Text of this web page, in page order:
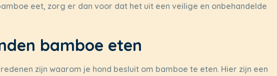
eet, zorg er dan voor dat het uit een veilige en onbehandelde
bamboe eten
zijn waarom je hond besluit om bamboe te eten. Hier zijn een